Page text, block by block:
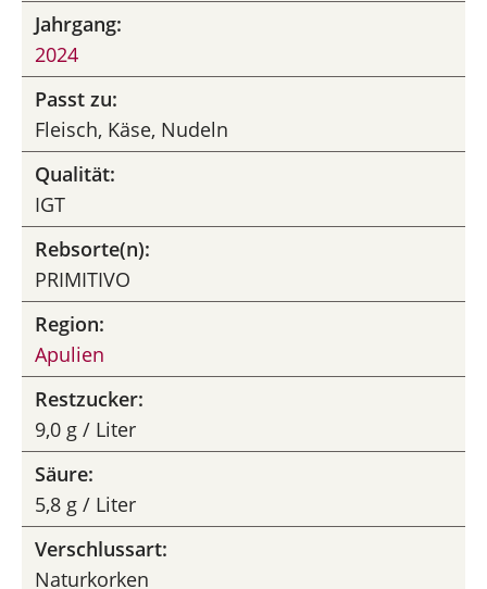
Jahrgang:
2024
Passt zu:
Fleisch, Käse, Nudeln
Qualität:
IGT
Rebsorte(n):
PRIMITIVO
Region:
Apulien
Restzucker:
9,0 g / Liter
Säure:
5,8 g / Liter
Verschlussart:
Naturkorken